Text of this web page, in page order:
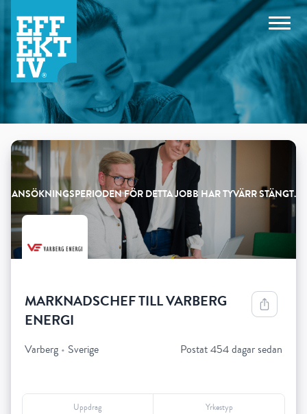
Products
MARKNADSCHEF TILL VARBERG
ENERGI
Varberg • Sverige Postat 454 dagar sedan
Uppdrag
Yrkestyp